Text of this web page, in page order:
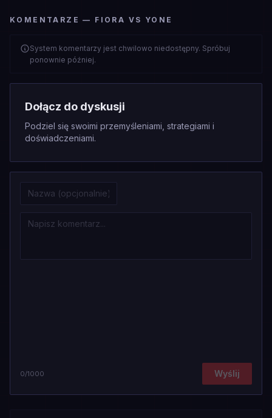
KOMENTARZE — FIORA VS YONE
System komentarzy jest chwilowo niedostępny. Spróbuj
ponownie później.
Dołącz do dyskusji
Podziel się swoimi przemyśleniami, strategiami i
doświadczeniami.
0/1000 Wyślij